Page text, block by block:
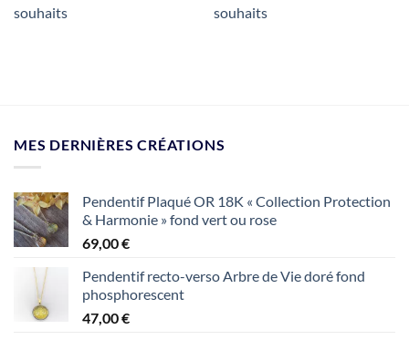
souhaits
souhaits
MES DERNIÈRES CRÉATIONS
Pendentif Plaqué OR 18K « Collection Protection
& Harmonie » fond vert ou rose
69,00€
Pendentif recto-verso Arbre de Vie doré fond
phosphorescent
47,00€